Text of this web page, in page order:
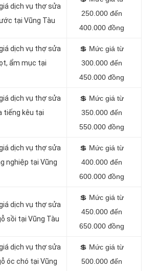
dịch vụ thợ sửa
tại Vũng Tàu
250.000 đến
400.000 đồng
dịch vụ thợ sửa
ẩm mục tại
💲 Mức giá từ
300.000 đến
450.000 đồng
dịch vụ thợ sửa
tiếng kêu tại
💲 Mức giá từ
350.000 đến
550.000 đồng
dịch vụ thợ sửa
nghiệp tại Vũng
💲 Mức giá từ
400.000 đến
600.000 đồng
dịch vụ thợ sửa
sồi tại Vũng Tàu
💲 Mức giá từ
450.000 đến
650.000 đồng
dịch vụ thợ sửa
óc chó tại Vũng
💲 Mức giá từ
500.000 đến